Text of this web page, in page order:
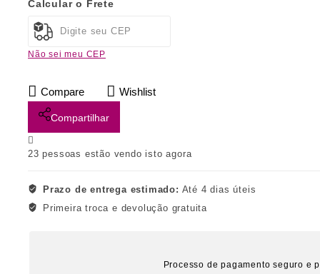
Calcular o Frete
Não sei meu CEP
Compare Wishlist
Compartilhar
23 pessoas estão vendo isto agora
Prazo de entrega estimado: Até 4 dias úteis
Primeira troca e devolução gratuita
Processo de pagamento seguro e